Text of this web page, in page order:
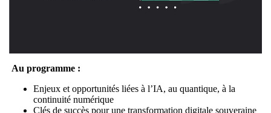
Au programme :
Enjeux et opportunités liées à l’IA, au quantique, à la
continuité numérique
Clés de succès pour une transformation digitale souveraine